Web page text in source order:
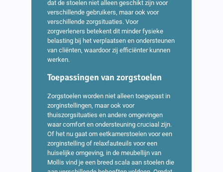
dat de stoelen niet alleen geschikt zijn voor
verschillende gebruikers, maar ook voor
verschillende zorgsituaties. Voor
zorgverleners betekent dit minder fysieke
belasting bij het verplaatsen en ondersteunen
van cliënten, waardoor zij efficiënter kunnen
werken.
Toepassingen van zorgstoelen
Zorgstoelen worden niet alleen toegepast in
zorginstellingen, maar ook voor
thuiszorgsituaties en andere omgevingen
waar comfort en ondersteuning cruciaal zijn.
Of het nu gaat om eetkamerstoelen voor een
zorginstelling of relaxfauteuils voor een
huiselijke omgeving, in de meubellijn van
Mollis vind je een breed scala aan stoelen die